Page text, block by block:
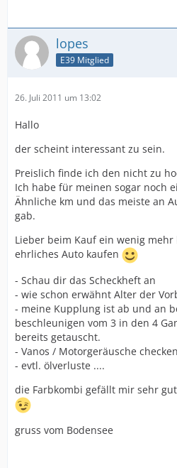
lopes
E39 Mitglied
26. Juli 2011 um 13:02
Hallo
der scheint interessant zu sein.
Preislich finde ich den nicht zu
Ich habe für meinen sogar noch
Ähnliche km und das meiste an
gab.
Lieber beim Kauf ein wenig
ehrliches Auto kaufen
- Schau dir das Scheckheft an
- wie schon erwähnt Alter der
- meine Kupplung ist ab und an
beschleunigen vom 3 in den 4
bereits getauscht.
- Vanos / Motorgeräusche checken
- evtl. ölverluste ....
die Farbkombi gefällt mir sehr
gruss vom Bodensee